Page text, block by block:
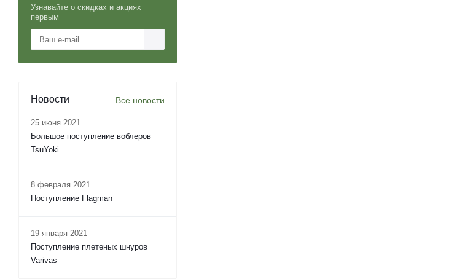
Узнавайте о скидках и акциях
первым
Новости Все новости
25 июня 2021
Большое поступление воблеров
TsuYoki
8 февраля 2021
Поступление Flagman
19 января 2021
Поступление плетеных шнуров
Varivas